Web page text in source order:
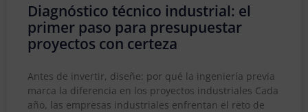
Diagnóstico técnico industrial: el
primer paso para presupuestar
proyectos con certeza
Antes de invertir, diseñe: por qué la ingeniería previa
marca la diferencia en los proyectos industriales Cada
año, las empresas industriales enfrentan el reto de